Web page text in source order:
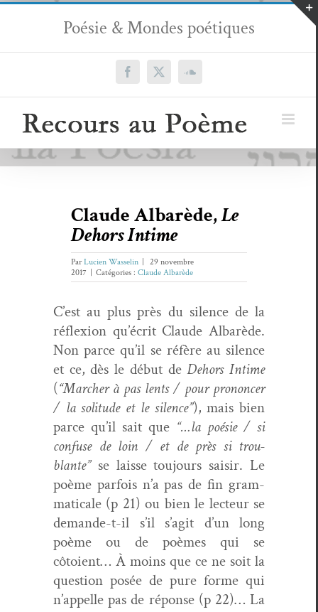
Passer
contenu
Poésie & Mondes poétiques
Facebook
X SoundCloud
Claude Albarède,Le
Dehors Intime
ParLucien Wasselin
29 novembre
2017
Catégories : Claude Albarède
C’est au plus près du silence de la
réflex­ion qu’écrit Claude Albarède.
Non parce qu’il se réfère au silence
et ce, dès le début deDehors Intime
(“Marcher à pas lents / pour pronon­cer
/ la soli­tude et le silence”), mais bien
parce qu’il sait que “…la poésie / si
con­fuse de loin / et de près si trou­
blante” se laisse tou­jours saisir. Le
poème par­fois n’a pas de fin gram­
mat­i­cale (p 21) ou bien le lecteur se
demande-t-il s’il s’ag­it d’un long
poème ou de poèmes qui se
côtoient… À moins que ce ne soit la
ques­tion posée de pure forme qui
n’ap­pelle pas de réponse (p 22)… La